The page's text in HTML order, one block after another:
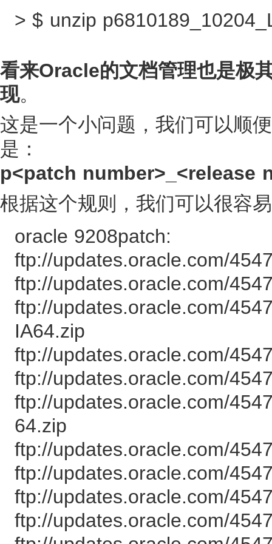
> $ unzip
看来Oracle的文档管理也是极
现。
这是一个小问题，我们可以顺
是：
p<patch number>_<release
根据这个规则，我们可以很容
oracle 9208patch:
ftp://updates.oracle.com/
ftp://updates.oracle.com/
ftp://updates.oracle.com/
IA64.zip
ftp://updates.oracle.com/
ftp://updates.oracle.com/
ftp://updates.oracle.com/
64.zip
ftp://updates.oracle.com/
ftp://updates.oracle.com/
ftp://updates.oracle.com/
ftp://updates.oracle.com/